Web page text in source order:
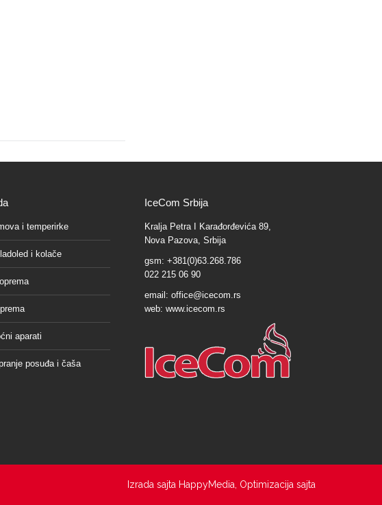
i temperirke
i kolače
aparati
posuđa i čaša
IceCom Srbija
Kralja Petra I Karađorđevića 89,
Nova Pazova, Srbija
gsm: +381(0)63.268.786
022 215 06 90
email: office@icecom.rs
web: www.icecom.rs
Izrada sajta HappyMedia Optimizacija sajta